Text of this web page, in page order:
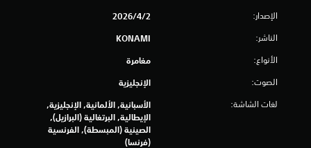
الإصدار: 2‏/4‏/2026
الناشر: KONAMI
الأنواع: مغامرة
الصوت: الإنجليزية
لغات الشاشة:
الأسبانية, الألمانية, الإنجليزية,
الإيطالية, البرتغالية (البرازيل),
الصينية (المبسطة), الفرنسية
(فرنسا)